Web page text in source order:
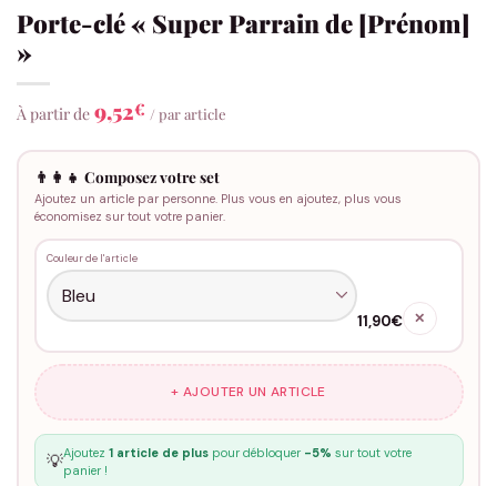
Porte-clé « Super Parrain de [Prénom]
»
À partir de 9,52€ / par article
👨‍👩‍👧 Composez votre set
Ajoutez un article par personne. Plus vous en ajoutez, plus vous
économisez sur tout votre panier.
Couleur de l'article
11,90€ ✕
+ AJOUTER UN ARTICLE
💡Ajoutez 1 article de pluspour débloquer -5% sur tout votre
panier !